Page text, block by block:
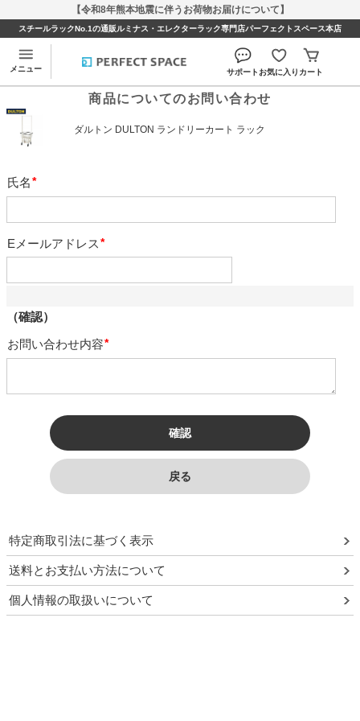
【令和8年熊本地震に伴うお荷物お届けについて】
スチールラックNo.1の通販ルミナス・エレクターラック専門店パーフェクトスペース本店
メニュー サポートお気に入り カート
商品についてのお問い合わせ
ダルトン DULTON ランドリーカート ラック
氏名
Eメールアドレス
（確認）
お問い合わせ内容
特定商取引法に基づく表示
送料とお支払い方法について
個人情報の取扱いについて